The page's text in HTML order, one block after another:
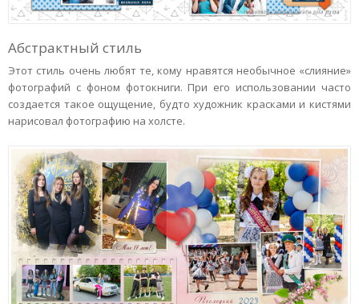
Абстрактный стиль
Этот стиль очень любят те, кому нравятся необычное «слияние»
фотографий с фоном фотокниги. При его использовании часто
создается такое ощущение, будто художник красками и кистями
нарисовал фотографию на холсте.